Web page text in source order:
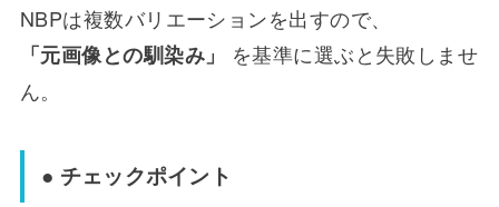
NBPは複数バリエーションを出すので、
「元画像との馴染み」
を基準に選ぶと失敗しませ
ん。
● チェックポイント